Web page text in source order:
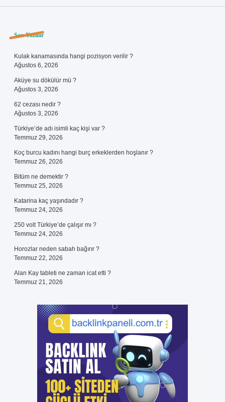
Sidebar
Son Yazılar
Kulak kanamasında hangi pozisyon verilir ?
Ağustos 6, 2026
Aküye su dökülür mü ?
Ağustos 3, 2026
62 cezası nedir ?
Ağustos 3, 2026
Türkiye’de adı isimli kaç kişi var ?
Temmuz 29, 2026
Koç burcu kadını hangi burç erkeklerden hoşlanır ?
Temmuz 26, 2026
Bitüm ne demektir ?
Temmuz 25, 2026
Katarina kaç yaşındadır ?
Temmuz 24, 2026
250 volt Türkiye’de çalışır mı ?
Temmuz 24, 2026
Horozlar neden sabah bağırır ?
Temmuz 22, 2026
Alan Kay tableti ne zaman icat etti ?
Temmuz 21, 2026